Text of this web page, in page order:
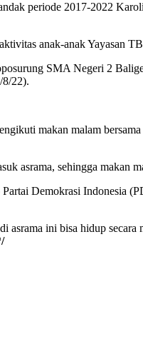
periode 2017-2022
anak-anak Yayasan
SMA Negeri 2
22).
makan malam
asrama, sehingga makan
Demokrasi Indonesia
asrama ini bisa hidup